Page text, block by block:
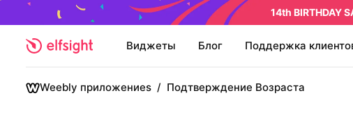
14th BIRTHDAY
Виджеты Блог Поддержка
Weebly приложениеs / Подтверждение Возраста